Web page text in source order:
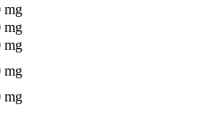
mg
mg
mg
mg
mg